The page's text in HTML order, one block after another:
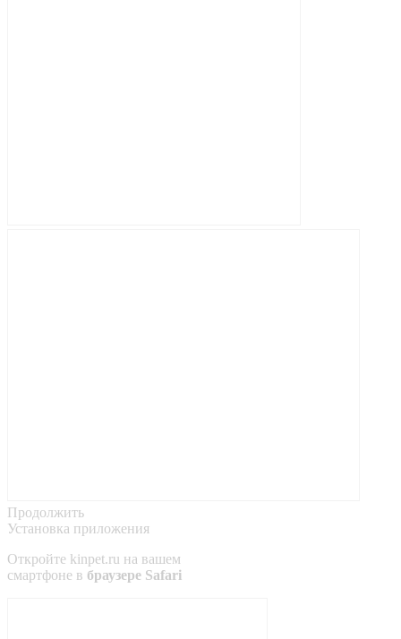
Продолжить
Установка приложения
Откройте kinpet.ru на вашем
смартфоне в браузере Safari